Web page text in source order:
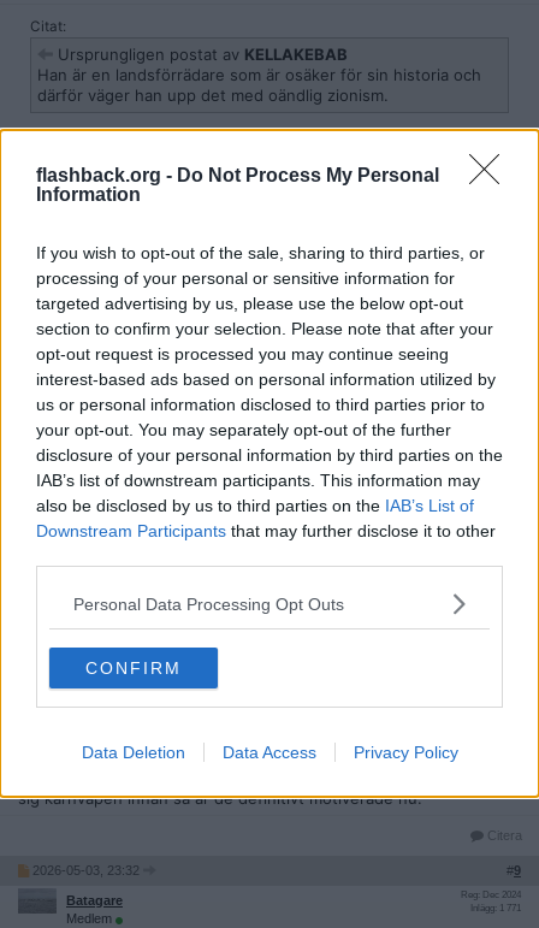
flashback.org - Do Not Process My Personal
Information
If you wish to opt-out of the sale, sharing to third parties, or
processing of your personal or sensitive information for
targeted advertising by us, please use the below opt-out
section to confirm your selection. Please note that after your
opt-out request is processed you may continue seeing
interest-based ads based on personal information utilized by
us or personal information disclosed to third parties prior to
your opt-out. You may separately opt-out of the further
disclosure of your personal information by third parties on the
IAB’s list of downstream participants. This information may
also be disclosed by us to third parties on the IAB’s List of
Downstream Participants that may further disclose it to other
Personal Data Processing Opt Outs
CONFIRM
Data Deletion Data Access Privacy Policy
Citat:
Ursprungligen postat av KELLAKEBAB
Han är en landsförrädare som är osäker för sin historia och
därför väger han upp det med oändlig zionism.
Å andra sidan, vill vi att ett land som stöder terrorism skaffar sig
kärnvapen ?
2026-05-03, 23:22
Apfyllan
Medlem
Det han inte verkar fatta (och inte Busch heller) är att ett väpnat
anfall mot regimen i Iranminskarsnarare änökarsannolikheten för
regimskifte. Dumt i huvet av Islamistmotståndare att stödja en
attack som förstärker regimens ställning i landet som
landsbeskyddare mot USA, och motverkar någon slags
påverkanskampanj från USAs håll till att stärka de demokratiska
rörelserna i landet.
2026-05-03, 23:26
Medlem
Ursprungligen postat avBatagare
Å andra sidan, vill vi att ett land som stöder terrorism skaffar
sig kärnvapen ?
inte i någon större utsträckning försvårat Irans eventuella
sig kärnvapen innan så är de definitivt motiverade nu.
Citera
2026-05-03, 23:32 #9
Batagare
Medlem
Reg: Dec 2024
Inlägg: 1 771